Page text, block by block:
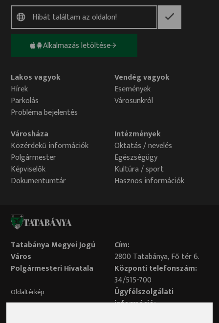
Alkalmazás letöltése
Lakos vagyok
Hírek
Parkolás
Probléma bejelentés
Vendég vagyok
Események
Városunkról
Városháza
Közérdekű információk
Polgármester
Képviselők
Dokumentumtár
Intézmények
Oktatás / nevelés
Egészségügy
Kultúra / sport
Hasznos információk
TATABÁNYA
Tatabánya Megyei Jogú
Város
Polgármesteri Hivatala
Oldaltérkép
Cím:
2800 Tatabánya, Fő tér 6.
Központi telefonszám:
34/515-700
Ügyfélszolgálati
információ: